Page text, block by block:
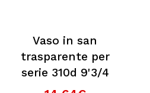
Vaso in san
trasparente per
serie 310d 9'3/4